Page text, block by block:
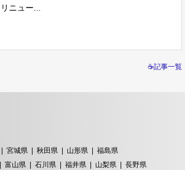
リニュー...
☕記事一覧
宮城県 秋田県 山形県
福島県
富山県 石川県 福井県 山梨県
長野県